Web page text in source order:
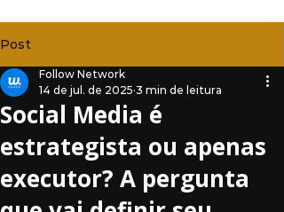
Post
Social Media é
estrategista ou apenas
executor? A pergunta
Follow Network
14 de jul. de 2025 3 min de leitura